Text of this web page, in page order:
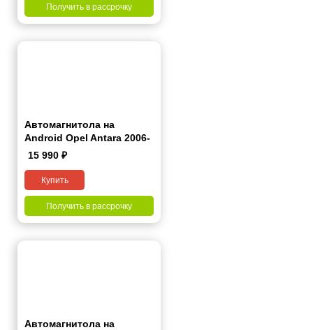
Получить в рассрочку
Автомагнитола на
Android Opel Antara 2006-
2015 7 дюймов
15 990 ₽
Купить
Получить в рассрочку
Автомагнитола на